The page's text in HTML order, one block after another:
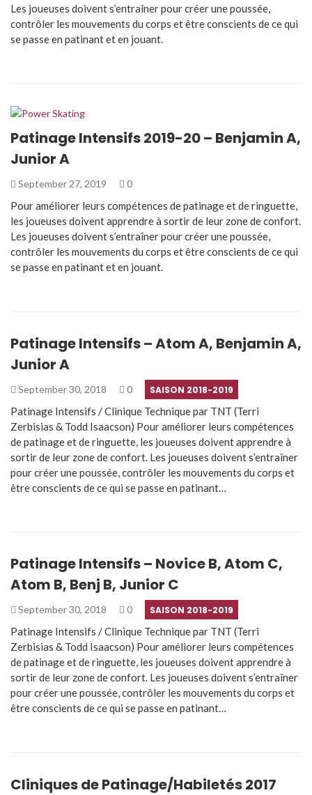
Les joueuses doivent s’entraîner pour créer une poussée,
contrôler les mouvements du corps et être conscients de ce qui
se passe en patinant et en jouant.
Patinage Intensifs 2019-20 – Benjamin A,
Junior A
September 27, 2019 0
Pour améliorer leurs compétences de patinage et de ringuette,
les joueuses doivent apprendre à sortir de leur zone de confort.
Les joueuses doivent s’entraîner pour créer une poussée,
contrôler les mouvements du corps et être conscients de ce qui
se passe en patinant et en jouant.
Patinage Intensifs – Atom A, Benjamin A,
Junior A
September 30, 2018 0 SAISON 2018-2019
Patinage Intensifs / Clinique Technique par TNT (Terri
Zerbisias & Todd Isaacson) Pour améliorer leurs compétences
de patinage et de ringuette, les joueuses doivent apprendre à
sortir de leur zone de confort. Les joueuses doivent s’entraîner
pour créer une poussée, contrôler les mouvements du corps et
être conscients de ce qui se passe en patinant…
Patinage Intensifs – Novice B, Atom C,
Atom B, Benj B, Junior C
September 30, 2018 0 SAISON 2018-2019
Patinage Intensifs / Clinique Technique par TNT (Terri
Zerbisias & Todd Isaacson) Pour améliorer leurs compétences
de patinage et de ringuette, les joueuses doivent apprendre à
sortir de leur zone de confort. Les joueuses doivent s’entraîner
pour créer une poussée, contrôler les mouvements du corps et
être conscients de ce qui se passe en patinant…
Cliniques de Patinage/Habiletés 2017